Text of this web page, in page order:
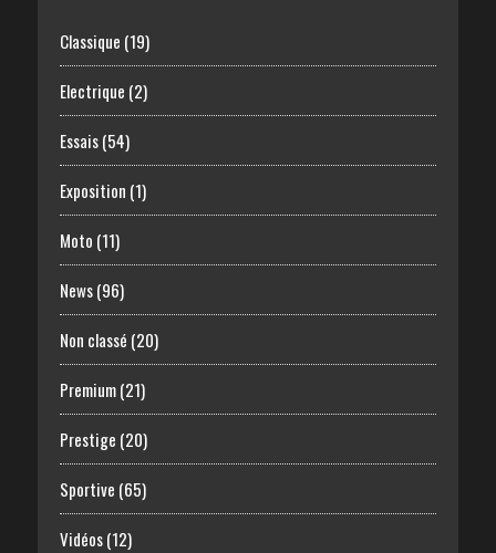
Classique (19)
Electrique (2)
Essais(54)
Exposition (1)
Moto (11)
News(96)
Non classé (20)
Premium(21)
Prestige (20)
Sportive (65)
Vidéos(12)